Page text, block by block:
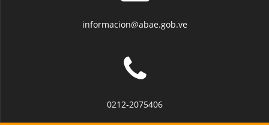
informacion@abae.gob.ve
0212-2075406